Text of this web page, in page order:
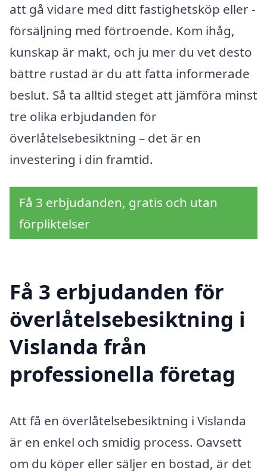
att gå vidare med ditt fastighetsköp eller -
försäljning med förtroende. Kom ihåg,
kunskap är makt, och ju mer du vet desto
bättre rustad är du att fatta informerade
beslut. Så ta alltid steget att jämföra minst
tre olika erbjudanden för
överlåtelsebesiktning – det är en
investering i din framtid.
Få 3 erbjudanden, gratis och utan
förpliktelser
Få 3 erbjudanden för
överlåtelsebesiktning i
Vislanda från
professionella företag
Att få en överlåtelsebesiktning i Vislanda
är en enkel och smidig process. Oavsett
om du köper eller säljer en bostad, är det